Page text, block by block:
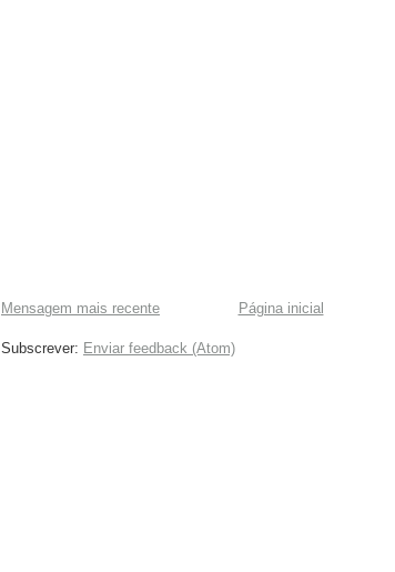
Mensagem mais recente Página inicial
Subscrever: Enviar feedback (Atom)